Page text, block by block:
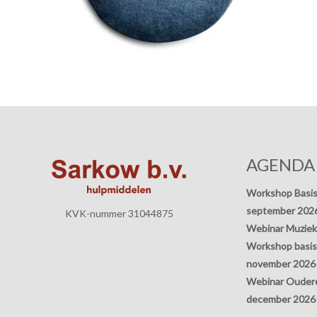
KVK-nummer 31044875
AGENDA
Workshop
september
Webinar
Workshop
november 2026
Webinar
december 2026